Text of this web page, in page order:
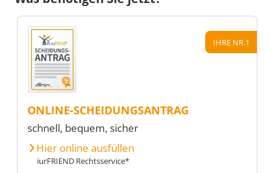
IHRE NR.1
ONLINE-SCHEIDUNGSANTRAG
schnell, bequem, sicher
Hier online ausfüllen
iurFRIEND Rechtsservice*